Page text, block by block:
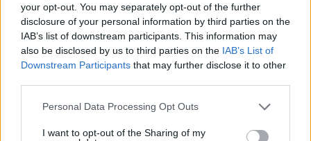
your opt-out. You may separately opt-out of the further
disclosure of your personal information by third parties on the
IAB’s list of downstream participants. This information may
also be disclosed by us to third parties on the IAB’s List of
Downstream Participants that may further disclose it to other
Please note that this website/app uses one or more Google
not limited to your visit or usage behaviour. You may click to
Personal Data Processing Opt Outs
I want to opt-out of the Sharing of my